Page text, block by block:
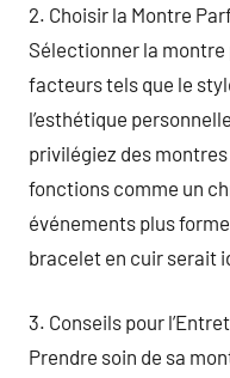
2. Choisir la Montre
Sélectionner la
facteurs tels que le
l’esthétique
privilégiez des
fonctions comme un
événements plus
bracelet en cuir serait
3. Conseils pour
Prendre soin de sa